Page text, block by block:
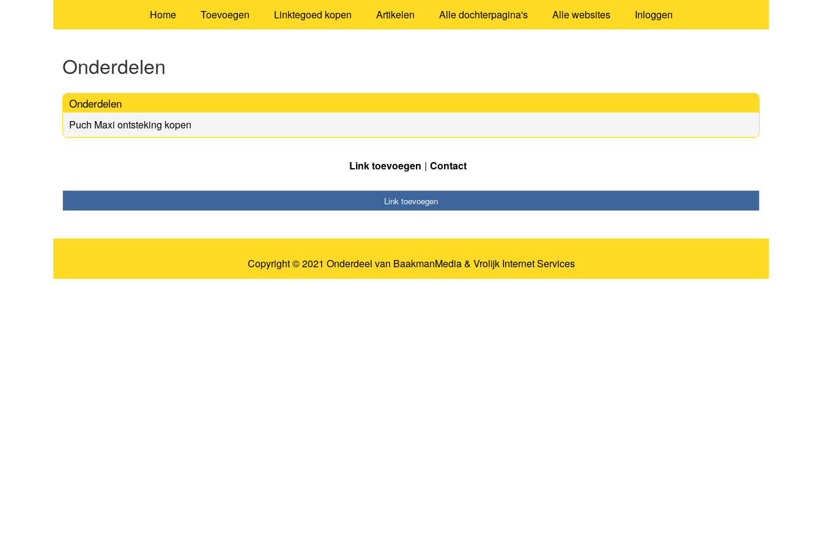
Home Toevoegen Linktegoed kopen Artikelen Alle dochterpagina's Alle websites Inloggen
Onderdelen
Onderdelen
Puch Maxi ontsteking kopen
Link toevoegen Contact
Link toevoegen
Copyright © 2021 Onderdeel van BaakmanMedia& Vrolijk Internet Services